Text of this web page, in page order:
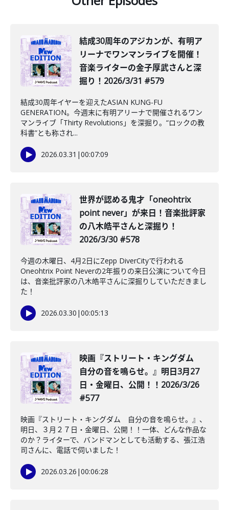
結成30周年のアジカンが、有明ア
リーナでワンマンライブを開催！
音楽ライターの金子厚武さんと深
掘り！2026/3/31 #579
結成30周年イヤーを迎えたASIAN KUNG-FU
GENERATION。今週末に有明アリーナで開催されるワン
マンライブ「Thirty Revolutions」を深掘り。“ロックの教
科書”とも称され...
2026.03.31 |00:07:09
世界が認める鬼才「oneohtrix
point never」が来日！音楽批評家
の八木皓平さんと深掘り！
2026/3/30 #578
今週の木曜日、4月2日にZepp DiverCityで行われる
Oneohtrix Point Neverの2年振りの来日公演について今日
は、音楽批評家の八木皓平さんに深掘りしていただきまし
た！
2026.03.30 |00:05:13
映画『ストリート・キングダム
自分の音を鳴らせ。』明日3月27
日・金曜日、公開！！2026/3/26
#577
映画『ストリート・キングダム 自分の音を鳴らせ。』、
明日、３月２７日・金曜日、公開！！一体、どんな作品な
のか？ライターで、バンドマンとしても活動する、張江浩
司さんに、電話で伺いました！
2026.03.26 |00:06:28